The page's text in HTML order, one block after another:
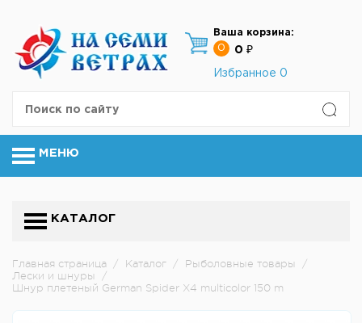
Ваша корзина:
0
0 ₽
Избранное 0
МЕНЮ
КАТАЛОГ
Главная страница / Каталог / Рыболовные товары
/
Лески и шнуры
/
Шнур плетеный German Spider X4 multicolor 150 m